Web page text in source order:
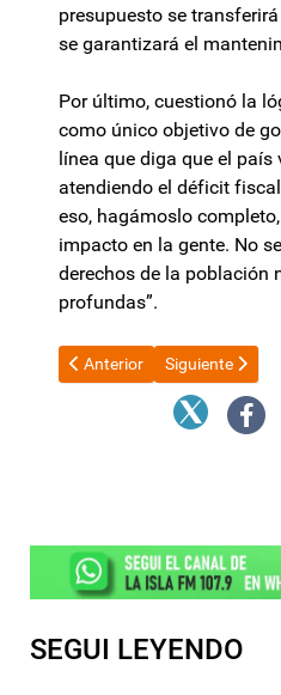
presupuesto se
se garantizará el
Por último, cuestionó la
como único objetivo de
línea que diga que el
atendiendo el déficit
eso, hagámoslo
impacto en la gente. No
derechos de la población
profundas”.
Artículo anterior: El Senado
Anterior Artículo
Siguiente
SEGUI LEYENDO